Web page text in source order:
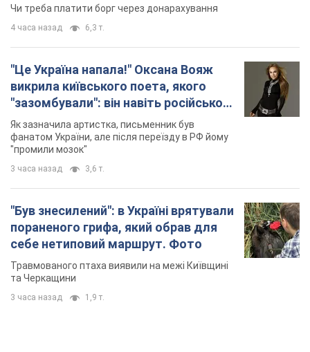
Чи треба платити борг через донарахування
4 часа назад 6,3 т.
"Це Україна напала!" Оксана Вояж
викрила київського поета, якого
"зазомбували": він навіть російської
не знав, а тепер хоче геноциду
українців
Як зазначила артистка, письменник був
фанатом України, але після переїзду в РФ йому
"промили мозок"
3 часа назад 3,6 т.
"Був знесилений": в Україні врятували
пораненого грифа, який обрав для
себе нетиповий маршрут. Фото
Травмованого птаха виявили на межі Київщині
та Черкащини
3 часа назад 1,9 т.